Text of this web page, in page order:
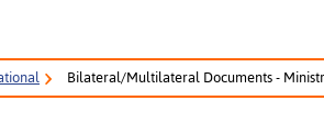
Bilateral/Multilateral Documents -